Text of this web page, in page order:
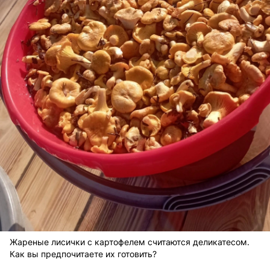
Жареные лисички с картофелем считаются деликатесом.
Как вы предпочитаете их готовить?